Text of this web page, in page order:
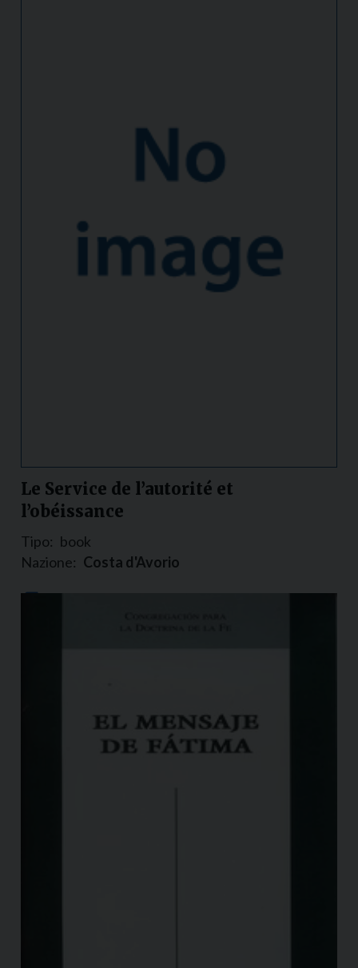
Le Service de l’autorité et
l’obéissance
Tipo: book
Nazione: Costa d'Avorio